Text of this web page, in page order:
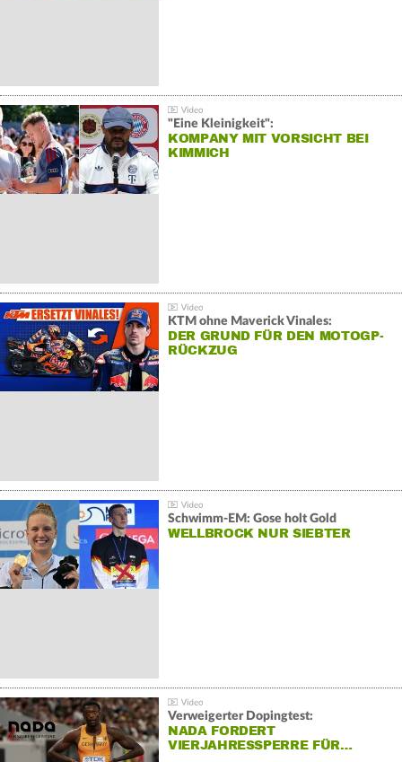
"Eine Kleinigkeit":
KOMPANY MIT VORSICHT BEI
KIMMICH
KTM ohne Maverick Vinales:
DER GRUND FÜR DEN MOTOGP-
RÜCKZUG
Schwimm-EM: Gose holt Gold
WELLBROCK NUR SIEBTER
Verweigerter Dopingtest:
NADA FORDERT
VIERJAHRESSPERRE FÜR…